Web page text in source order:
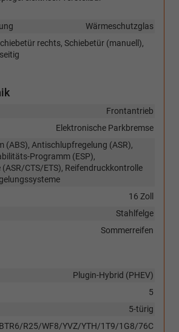
Wärmeschutzglas
rechts, Schiebetür (manuell),
Frontantrieb
Elektronische Parkbremse
(ABS), Antischlupfregelung (ASR),
Programm (ESP),
CTS/ETS), Reifendruckkontrolle
16 Zoll
Stahlfelge
Sommerreifen
Plugin-Hybrid (PHEV)
5
5-türig
R25/WF8/YVZ/YTH/1T9/1G8/76C